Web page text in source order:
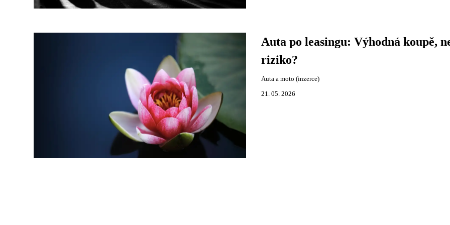
Auta po leasingu: Výhodná koupě,
riziko?
Auta a moto (inzerce)
21. 05. 2026